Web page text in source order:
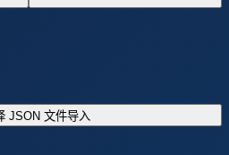
JSON 文件导入